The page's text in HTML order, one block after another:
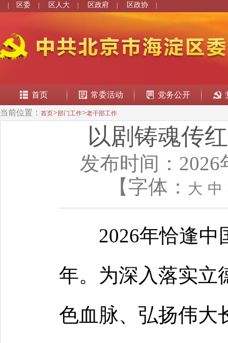
区委 区人大 区政府 区政协
首页 常委活动 党务公开
当前位置： 首页>部门工作>老干部工作
以剧铸魂传
发布时间：2026
【字体： 大 中
2026年恰逢中
年。为深入落实立
色血脉、弘扬伟大